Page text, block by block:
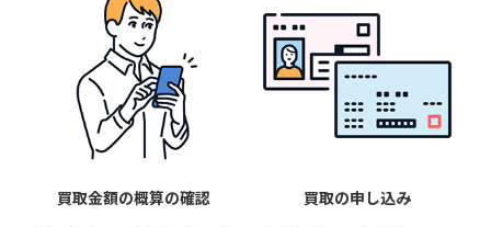
買取金額の概算の確認
買取の申し込み